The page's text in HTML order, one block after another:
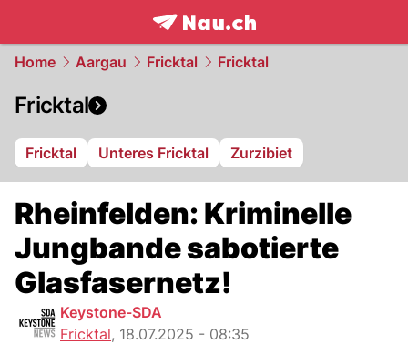
frontpage.NAU.ch
Home Aargau Fricktal Fricktal
Fricktal
Fricktal Unteres Fricktal Zurzibiet
Rheinfelden: Kriminelle
Jungbande sabotierte
Glasfasernetz!
Keystone-SDA
Fricktal, 18.07.2025 - 08:35